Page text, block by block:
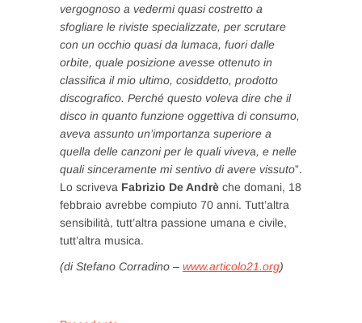
vergognoso a vedermi quasi costretto a
sfogliare le riviste specializzate, per scrutare
con un occhio quasi da lumaca, fuori dalle
orbite, quale posizione avesse ottenuto in
classifica il mio ultimo, cosiddetto, prodotto
discografico. Perché questo voleva dire che il
disco in quanto funzione oggettiva di consumo,
aveva assunto un’importanza superiore a
quella delle canzoni per le quali viveva, e nelle
quali sinceramente mi sentivo di avere vissuto”.
Lo scriveva Fabrizio De Andrè che domani, 18
febbraio avrebbe compiuto 70 anni. Tutt’altra
sensibilità, tutt’altra passione umana e civile,
tutt’altra musica.
(di Stefano Corradino – www.articolo21.org)